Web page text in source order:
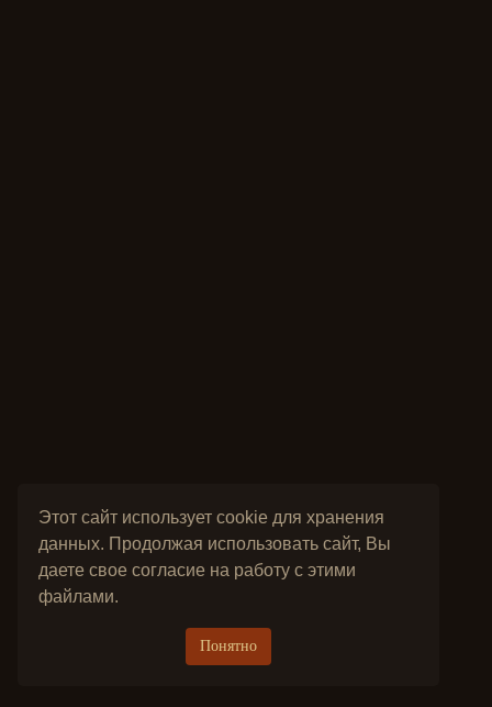
Этот сайт использует cookie для хранения
данных. Продолжая использовать сайт, Вы
даете свое согласие на работу с этими
файлами.
Понятно